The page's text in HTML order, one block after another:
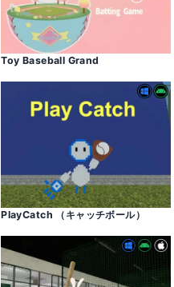
Toy Baseball Grand
PlayCatch （キャッチボール）